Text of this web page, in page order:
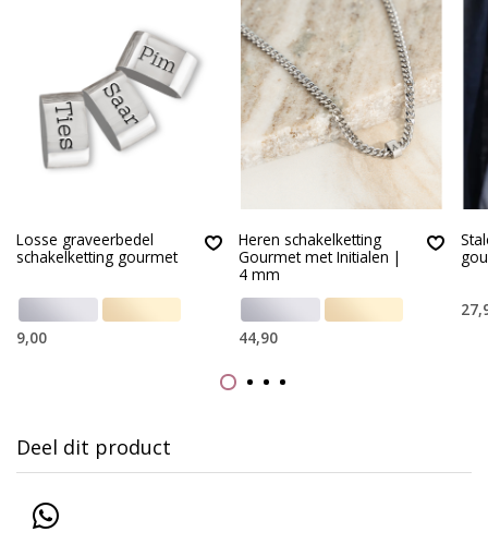
Losse graveerbedel
schakelketting gourmet
9,00
Heren schakelketting
Gourmet met Initialen |
4 mm
44,90
Deel dit product